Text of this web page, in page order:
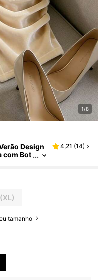
1/8
Design
com Bot
4,21 (14)
(XL)
tamanho